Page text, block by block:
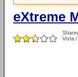
eXtreme
Vista /